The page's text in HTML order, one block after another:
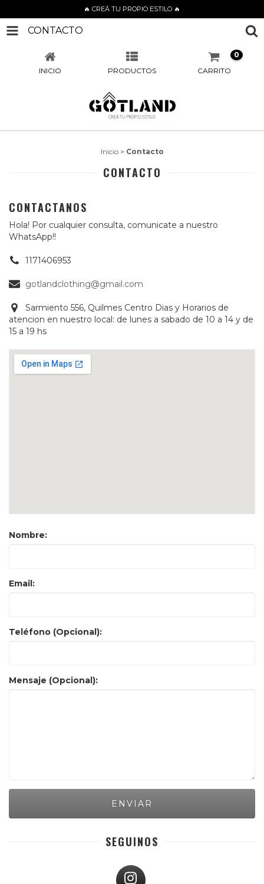
🔥 CREÁ TU PROPIO ESTILO 🔥
CONTACTO
INICIO PRODUCTOS CARRITO
0
Inicio > Contacto
CONTACTO
CONTACTANOS
Hola! Por cualquier consulta, comunicate a nuestro
WhatsApp!!
1171406953
gotlandclothing@gmail.com
Sarmiento 556, Quilmes Centro Dias y Horarios de
atencion en nuestro local: de lunes a sabado de 10 a 14 y de
15 a 19 hs
Nombre:
Email:
Teléfono (Opcional):
Mensaje (Opcional):
SEGUINOS